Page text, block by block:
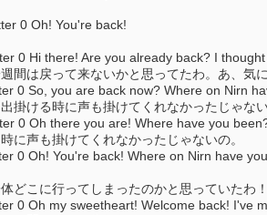
0 Oh! You're back!
0 Hi there! Are you already back? I
間は戻って来ないかと思ってたわ。あ、気
0 So, you are back now? Where on Nirn
掛ける時に声も掛けてくれなかったじゃない
0 Oh there you are! Where have you
に声も掛けてくれなかったじゃないの。
0 Oh! You're back! Where on Nirn have
どこに行ってしまったのかと思っていた
0 Oh my sweetheart! Welcome back! I've